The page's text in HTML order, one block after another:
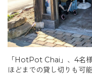
「HotPot Chai」、4名
ほどまでの貸し切りも可能